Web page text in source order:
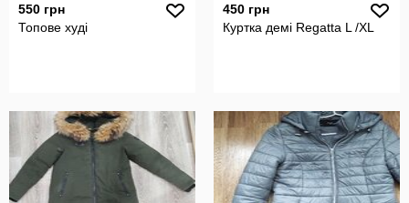
550 грн
Топове худі
450 грн
Куртка демі Regatta L /XL